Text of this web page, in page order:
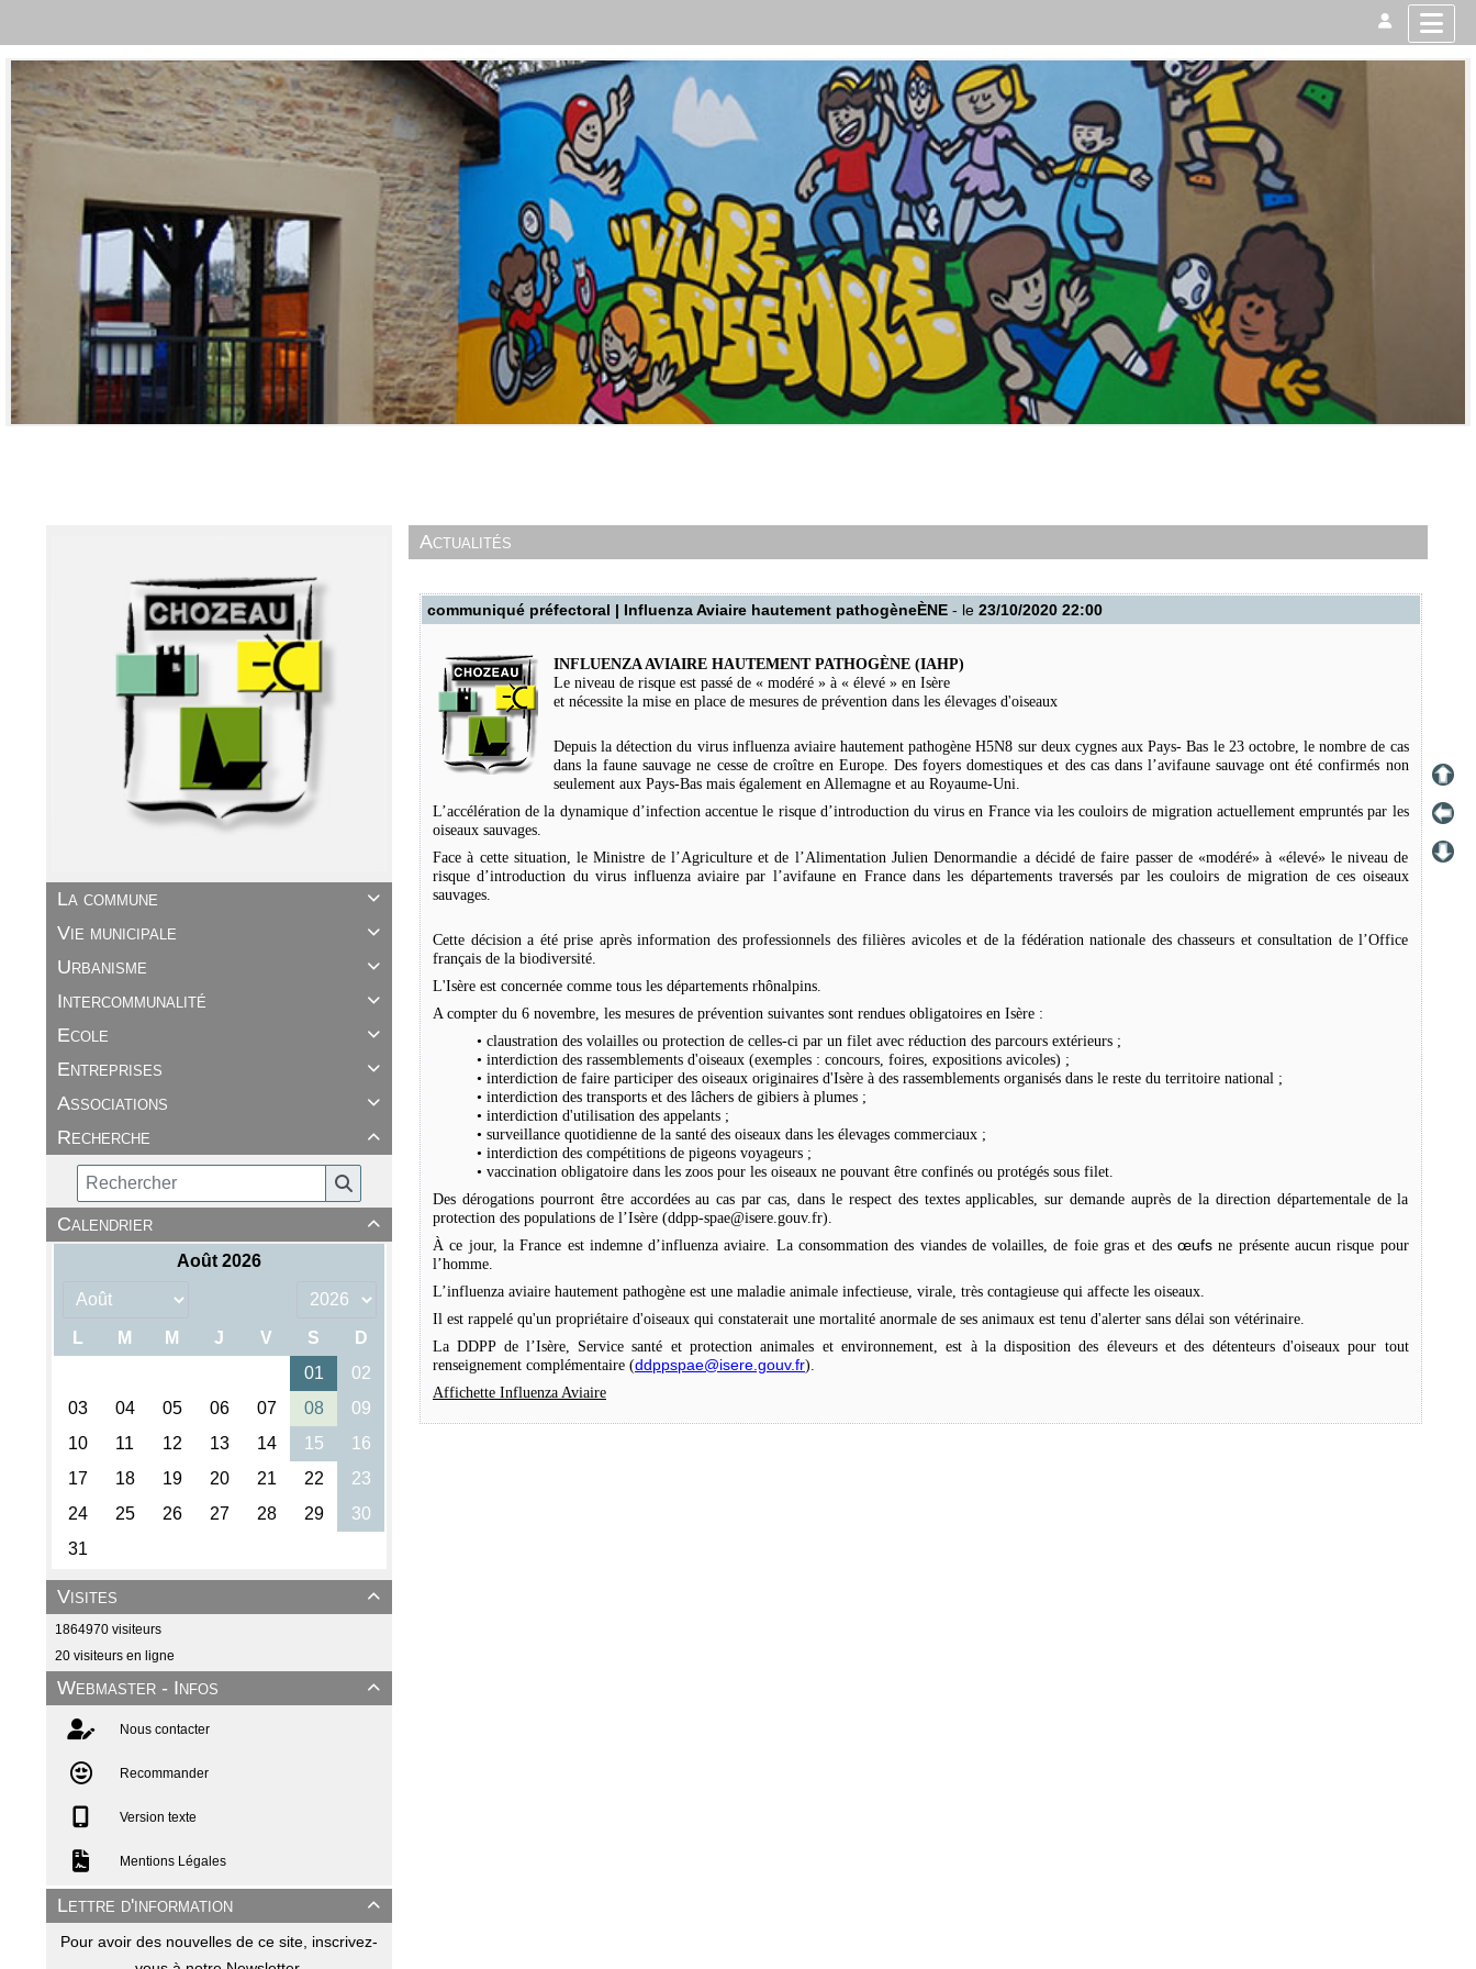

La commune

Vie municipale

Urbanisme

Intercommunalité

Ecole

Entreprises

Associations

Recherche

Calendrier

Visites
1864970 visiteurs
20 visiteurs en ligne

Webmaster - Infos
Nous contacter
Recommander
Version texte
Mentions Légales

Lettre d'information
Pour avoir des nouvelles de ce site, inscrivez-
Actualités
communiqué préfectoral | Influenza Aviaire hautement pathogèneÈNE - le 23/10/2020 22:00
INFLUENZA AVIAIRE HAUTEMENT PATHOGÈNE (IAHP)
Le niveau de risque est passé de « modéré » à « élevé » en Isère
et nécessite la mise en place de mesures de prévention dans les élevages d'oiseaux
Depuis la détection du virus influenza aviaire hautement pathogène H5N8 sur deux cygnes aux Pays- Bas le 23 octobre, le nombre de cas
dans la faune sauvage ne cesse de croître en Europe. Des foyers domestiques et des cas dans l’avifaune sauvage ont été confirmés non
seulement aux Pays-Bas mais également en Allemagne et au Royaume-Uni.
L’accélération de la dynamique d’infection accentue le risque d’introduction du virus en France via les couloirs de migration actuellement empruntés par les
oiseaux sauvages.
Face à cette situation, le Ministre de l’Agriculture et de l’Alimentation Julien Denormandie a décidé de faire passer de «modéré» à «élevé» le niveau de
risque d’introduction du virus influenza aviaire par l’avifaune en France dans les départements traversés par les couloirs de migration de ces oiseaux
sauvages.
Cette décision a été prise après information des professionnels des filières avicoles et de la fédération nationale des chasseurs et consultation de l’Office
français de la biodiversité.
L'Isère est concernée comme tous les départements rhônalpins.
A compter du 6 novembre, les mesures de prévention suivantes sont rendues obligatoires en Isère :
• claustration des volailles ou protection de celles-ci par un filet avec réduction des parcours extérieurs ;
• interdiction des rassemblements d'oiseaux (exemples : concours, foires, expositions avicoles) ;
• interdiction de faire participer des oiseaux originaires d'Isère à des rassemblements organisés dans le reste du territoire national ;
• interdiction des transports et des lâchers de gibiers à plumes ;
• interdiction d'utilisation des appelants ;
• surveillance quotidienne de la santé des oiseaux dans les élevages commerciaux ;
• interdiction des compétitions de pigeons voyageurs ;
• vaccination obligatoire dans les zoos pour les oiseaux ne pouvant être confinés ou protégés sous filet.
Des dérogations pourront être accordées au cas par cas, dans le respect des textes applicables, sur demande auprès de la direction départementale de la
protection des populations de l’Isère (ddpp-spae@isere.gouv.fr).
À ce jour, la France est indemne d’influenza aviaire. La consommation des viandes de volailles, de foie gras et des œufsne présente aucun risque pour
l’homme.
L’influenza aviaire hautement pathogène est une maladie animale infectieuse, virale, très contagieuse qui affecte les oiseaux.
Il est rappelé qu'un propriétaire d'oiseaux qui constaterait une mortalité anormale de ses animaux est tenu d'alerter sans délai son vétérinaire.
La DDPP de l’Isère, Service santé et protection animales et environnement, est à la disposition des éleveurs et des détenteurs d'oiseaux pour tout
renseignement complémentaire (ddppspae@isere.gouv.fr).
Affichette Influenza Aviaire